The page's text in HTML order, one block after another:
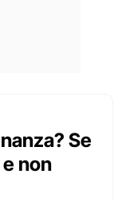
Se
non